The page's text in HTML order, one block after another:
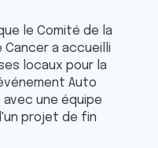
le Comité de la
Cancer a accueilli
ses locaux pour la
Auto
avec une équipe
projet de fin